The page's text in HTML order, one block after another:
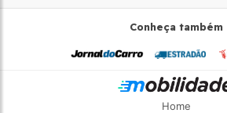
Conheça também
Home